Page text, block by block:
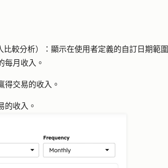
比較分析）：顯示在使用者定義的自訂日期範圍
每月收入。
得交易的收入。
的收入。